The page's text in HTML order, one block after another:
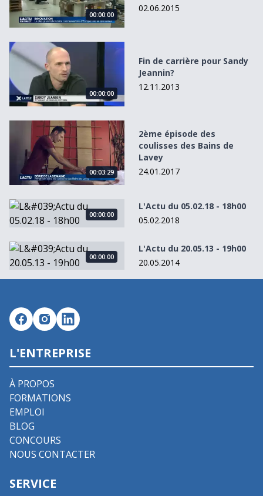
00:00:00
02.06.2015
Fin de carrière pour Sandy Jeannin?
00:00:00
Fin de carrière pour Sandy
Jeannin?
12.11.2013
2ème épisode des coulisses des Bains de Lavey
00:03:29
2ème épisode des
coulisses des Bains de
Lavey
24.01.2017
L&#039;Actu du 05.02.18 - 18h00
00:00:00
L'Actu du 05.02.18 - 18h00
05.02.2018
L&#039;Actu du 20.05.13 - 19h00
00:00:00
L'Actu du 20.05.13 - 19h00
20.05.2014
L'ENTREPRISE
À PROPOS
FORMATIONS
EMPLOI
BLOG
CONCOURS
NOUS CONTACTER
SERVICE